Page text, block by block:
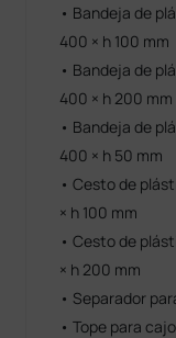
• Bandeja de
400 × h 100 mm
• Bandeja de
400 × h 200 mm
• Bandeja de
400 × h 50 mm
• Cesto de
× h 100 mm
• Cesto de
× h 200 mm
• Separador
• Tope para